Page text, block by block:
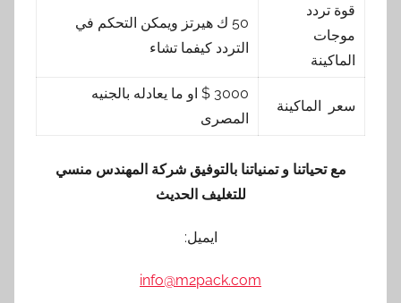
قوة تردد
موجات
الماكينة
50 ك هيرتز ويمكن التحكم في
التردد كيفما تشاء
سعر الماكينة
3000 $ او ما يعادله بالجنيه
المصرى
مع تحياتنا و تمنياتنا بالتوفيق شركة المهندس منسي
للتغليف الحديث
ايميل:
info@m2pack.com